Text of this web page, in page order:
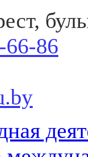
66-86